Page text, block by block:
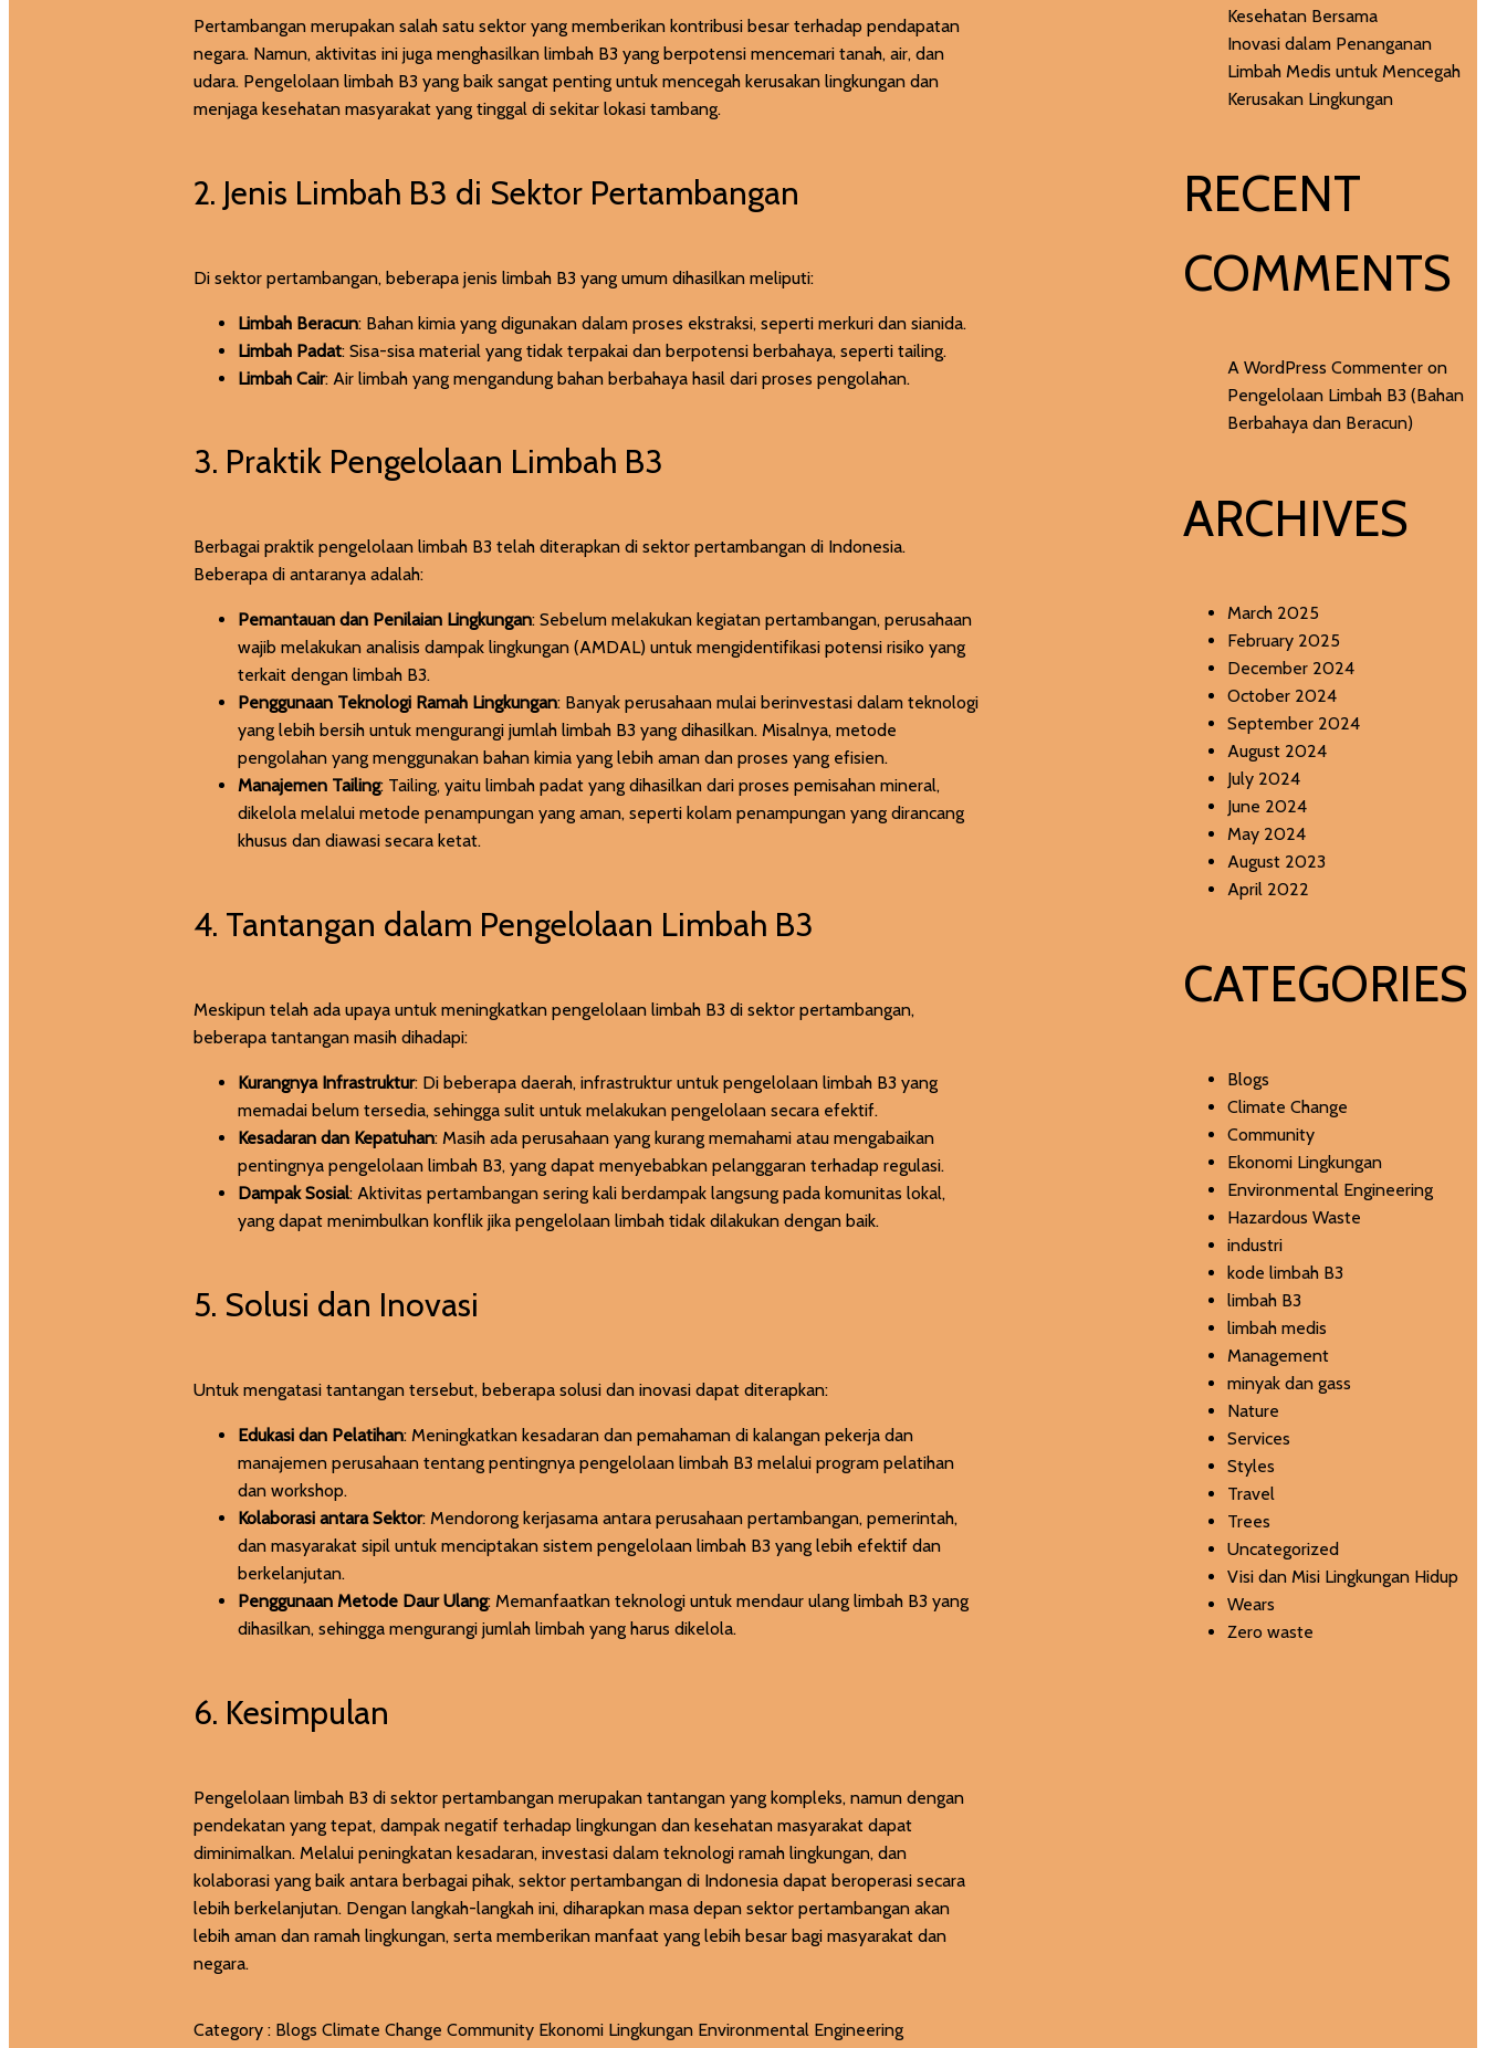
Pertambangan merupakan salah satu sektor yang memberikan kontribusi besar terhadap pendapatan
negara. Namun, aktivitas ini juga menghasilkan limbah B3 yang berpotensi mencemari tanah, air, dan
udara. Pengelolaan limbah B3 yang baik sangat penting untuk mencegah kerusakan lingkungan dan
menjaga kesehatan masyarakat yang tinggal di sekitar lokasi tambang.
2. Jenis Limbah B3 di Sektor Pertambangan
Di sektor pertambangan, beberapa jenis limbah B3 yang umum dihasilkan meliputi:
Limbah Beracun: Bahan kimia yang digunakan dalam proses ekstraksi, seperti merkuri dan sianida.
Limbah Padat: Sisa-sisa material yang tidak terpakai dan berpotensi berbahaya, seperti tailing.
Limbah Cair: Air limbah yang mengandung bahan berbahaya hasil dari proses pengolahan.
3. Praktik Pengelolaan Limbah B3
Berbagai praktik pengelolaan limbah B3 telah diterapkan di sektor pertambangan di Indonesia.
Beberapa di antaranya adalah:
Pemantauan dan Penilaian Lingkungan: Sebelum melakukan kegiatan pertambangan, perusahaan
wajib melakukan analisis dampak lingkungan (AMDAL) untuk mengidentifikasi potensi risiko yang
terkait dengan limbah B3.
Penggunaan Teknologi Ramah Lingkungan: Banyak perusahaan mulai berinvestasi dalam teknologi
yang lebih bersih untuk mengurangi jumlah limbah B3 yang dihasilkan. Misalnya, metode
pengolahan yang menggunakan bahan kimia yang lebih aman dan proses yang efisien.
Manajemen Tailing: Tailing, yaitu limbah padat yang dihasilkan dari proses pemisahan mineral,
dikelola melalui metode penampungan yang aman, seperti kolam penampungan yang dirancang
khusus dan diawasi secara ketat.
4. Tantangan dalam Pengelolaan Limbah B3
Meskipun telah ada upaya untuk meningkatkan pengelolaan limbah B3 di sektor pertambangan,
beberapa tantangan masih dihadapi:
Kurangnya Infrastruktur: Di beberapa daerah, infrastruktur untuk pengelolaan limbah B3 yang
memadai belum tersedia, sehingga sulit untuk melakukan pengelolaan secara efektif.
Kesadaran dan Kepatuhan: Masih ada perusahaan yang kurang memahami atau mengabaikan
pentingnya pengelolaan limbah B3, yang dapat menyebabkan pelanggaran terhadap regulasi.
Dampak Sosial: Aktivitas pertambangan sering kali berdampak langsung pada komunitas lokal,
yang dapat menimbulkan konflik jika pengelolaan limbah tidak dilakukan dengan baik.
5. Solusi dan Inovasi
Untuk mengatasi tantangan tersebut, beberapa solusi dan inovasi dapat diterapkan:
Edukasi dan Pelatihan: Meningkatkan kesadaran dan pemahaman di kalangan pekerja dan
manajemen perusahaan tentang pentingnya pengelolaan limbah B3 melalui program pelatihan
dan workshop.
Kolaborasi antara Sektor: Mendorong kerjasama antara perusahaan pertambangan, pemerintah,
dan masyarakat sipil untuk menciptakan sistem pengelolaan limbah B3 yang lebih efektif dan
berkelanjutan.
Penggunaan Metode Daur Ulang: Memanfaatkan teknologi untuk mendaur ulang limbah B3 yang
dihasilkan, sehingga mengurangi jumlah limbah yang harus dikelola.
6. Kesimpulan
Pengelolaan limbah B3 di sektor pertambangan merupakan tantangan yang kompleks, namun dengan
pendekatan yang tepat, dampak negatif terhadap lingkungan dan kesehatan masyarakat dapat
diminimalkan. Melalui peningkatan kesadaran, investasi dalam teknologi ramah lingkungan, dan
kolaborasi yang baik antara berbagai pihak, sektor pertambangan di Indonesia dapat beroperasi secara
lebih berkelanjutan. Dengan langkah-langkah ini, diharapkan masa depan sektor pertambangan akan
lebih aman dan ramah lingkungan, serta memberikan manfaat yang lebih besar bagi masyarakat dan
negara.
Category : BlogsClimate ChangeCommunity Ekonomi Lingkungan Environmental Engineering
Kesehatan Bersama
Inovasi dalam Penanganan
Limbah Medis untuk Mencegah
Kerusakan Lingkungan
RECENT
COMMENTS
A WordPress Commenter on
Pengelolaan Limbah B3 (Bahan
Berbahaya dan Beracun)
ARCHIVES
March 2025
February 2025
December 2024
October 2024
September 2024
August 2024
July 2024
June 2024
May 2024
August 2023
April 2022
CATEGORIES
Blogs
Climate Change
Community
Ekonomi Lingkungan
Environmental Engineering
Hazardous Waste
industri
kode limbah B3
limbah B3
limbah medis
Management
minyak dan gass
Nature
Services
Styles
Travel
Trees
Uncategorized
Visi dan Misi Lingkungan Hidup
Wears
Zero waste